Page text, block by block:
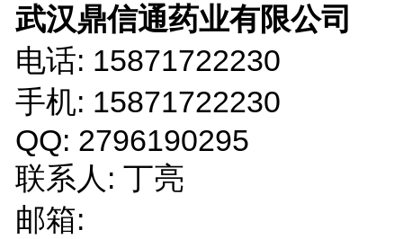
武汉鼎信通药业有限公司
电话: 15871722230
手机: 15871722230
QQ: 2796190295
联系人: 丁亮
邮箱: